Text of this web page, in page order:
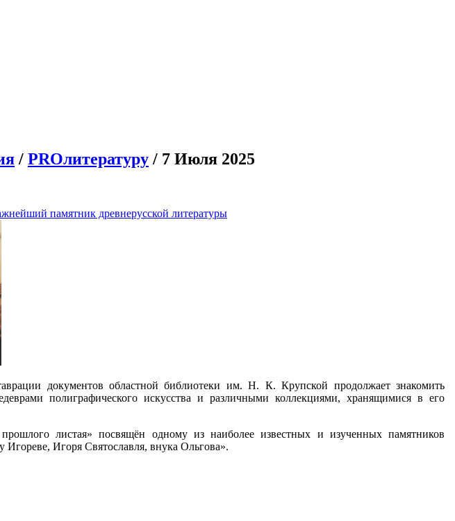
/ PROлитературу / 7 Июля 2025
памятник древнерусской литературы
документов областной библиотеки им. Н. К. Крупской продолжает знакомить
полиграфического искусства и различными коллекциями, хранящимися в его
листая» посвящён одному из наиболее известных и изученных памятников
Игореве, Игоря Святославля, внука Ольгова».